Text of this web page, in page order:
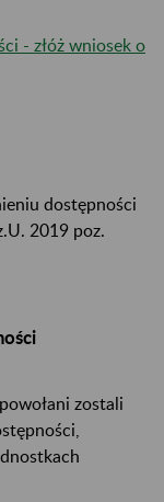
- złóż wniosek o
dostępności
2019 poz.
zostali